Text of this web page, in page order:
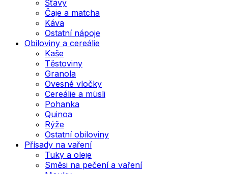
Šťávy
Čaje a matcha
Káva
Ostatní nápoje
Obiloviny a cereálie
Kaše
Těstoviny
Granola
Ovesné vločky
Cereálie a müsli
Pohanka
Quinoa
Rýže
Ostatní obiloviny
Přísady na vaření
Tuky a oleje
Směsi na pečení a vaření